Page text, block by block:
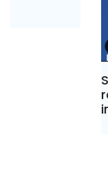
Special Gift
rangka Milad
ingin berbagi